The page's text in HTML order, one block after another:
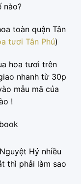
nào?
toàn quận Tân
tươi Tân Phú)
hoa tươi trên
nhanh từ 30p
mẫu mã của
!
Hỷ nhiều
thì phải làm sao